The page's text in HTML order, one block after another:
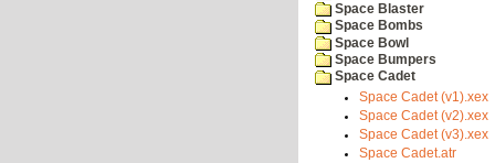
Space Blaster
Space Bombs
Space Bowl
Space Bumpers
Space Cadet
Space Cadet (v1).xex
Space Cadet (v2).xex
Space Cadet (v3).xex
Space Cadet.atr